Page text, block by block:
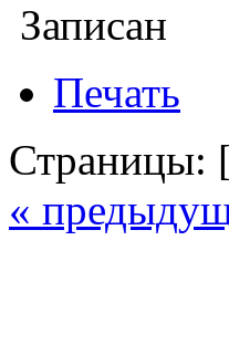
Записан
Печать
Страницы:
«